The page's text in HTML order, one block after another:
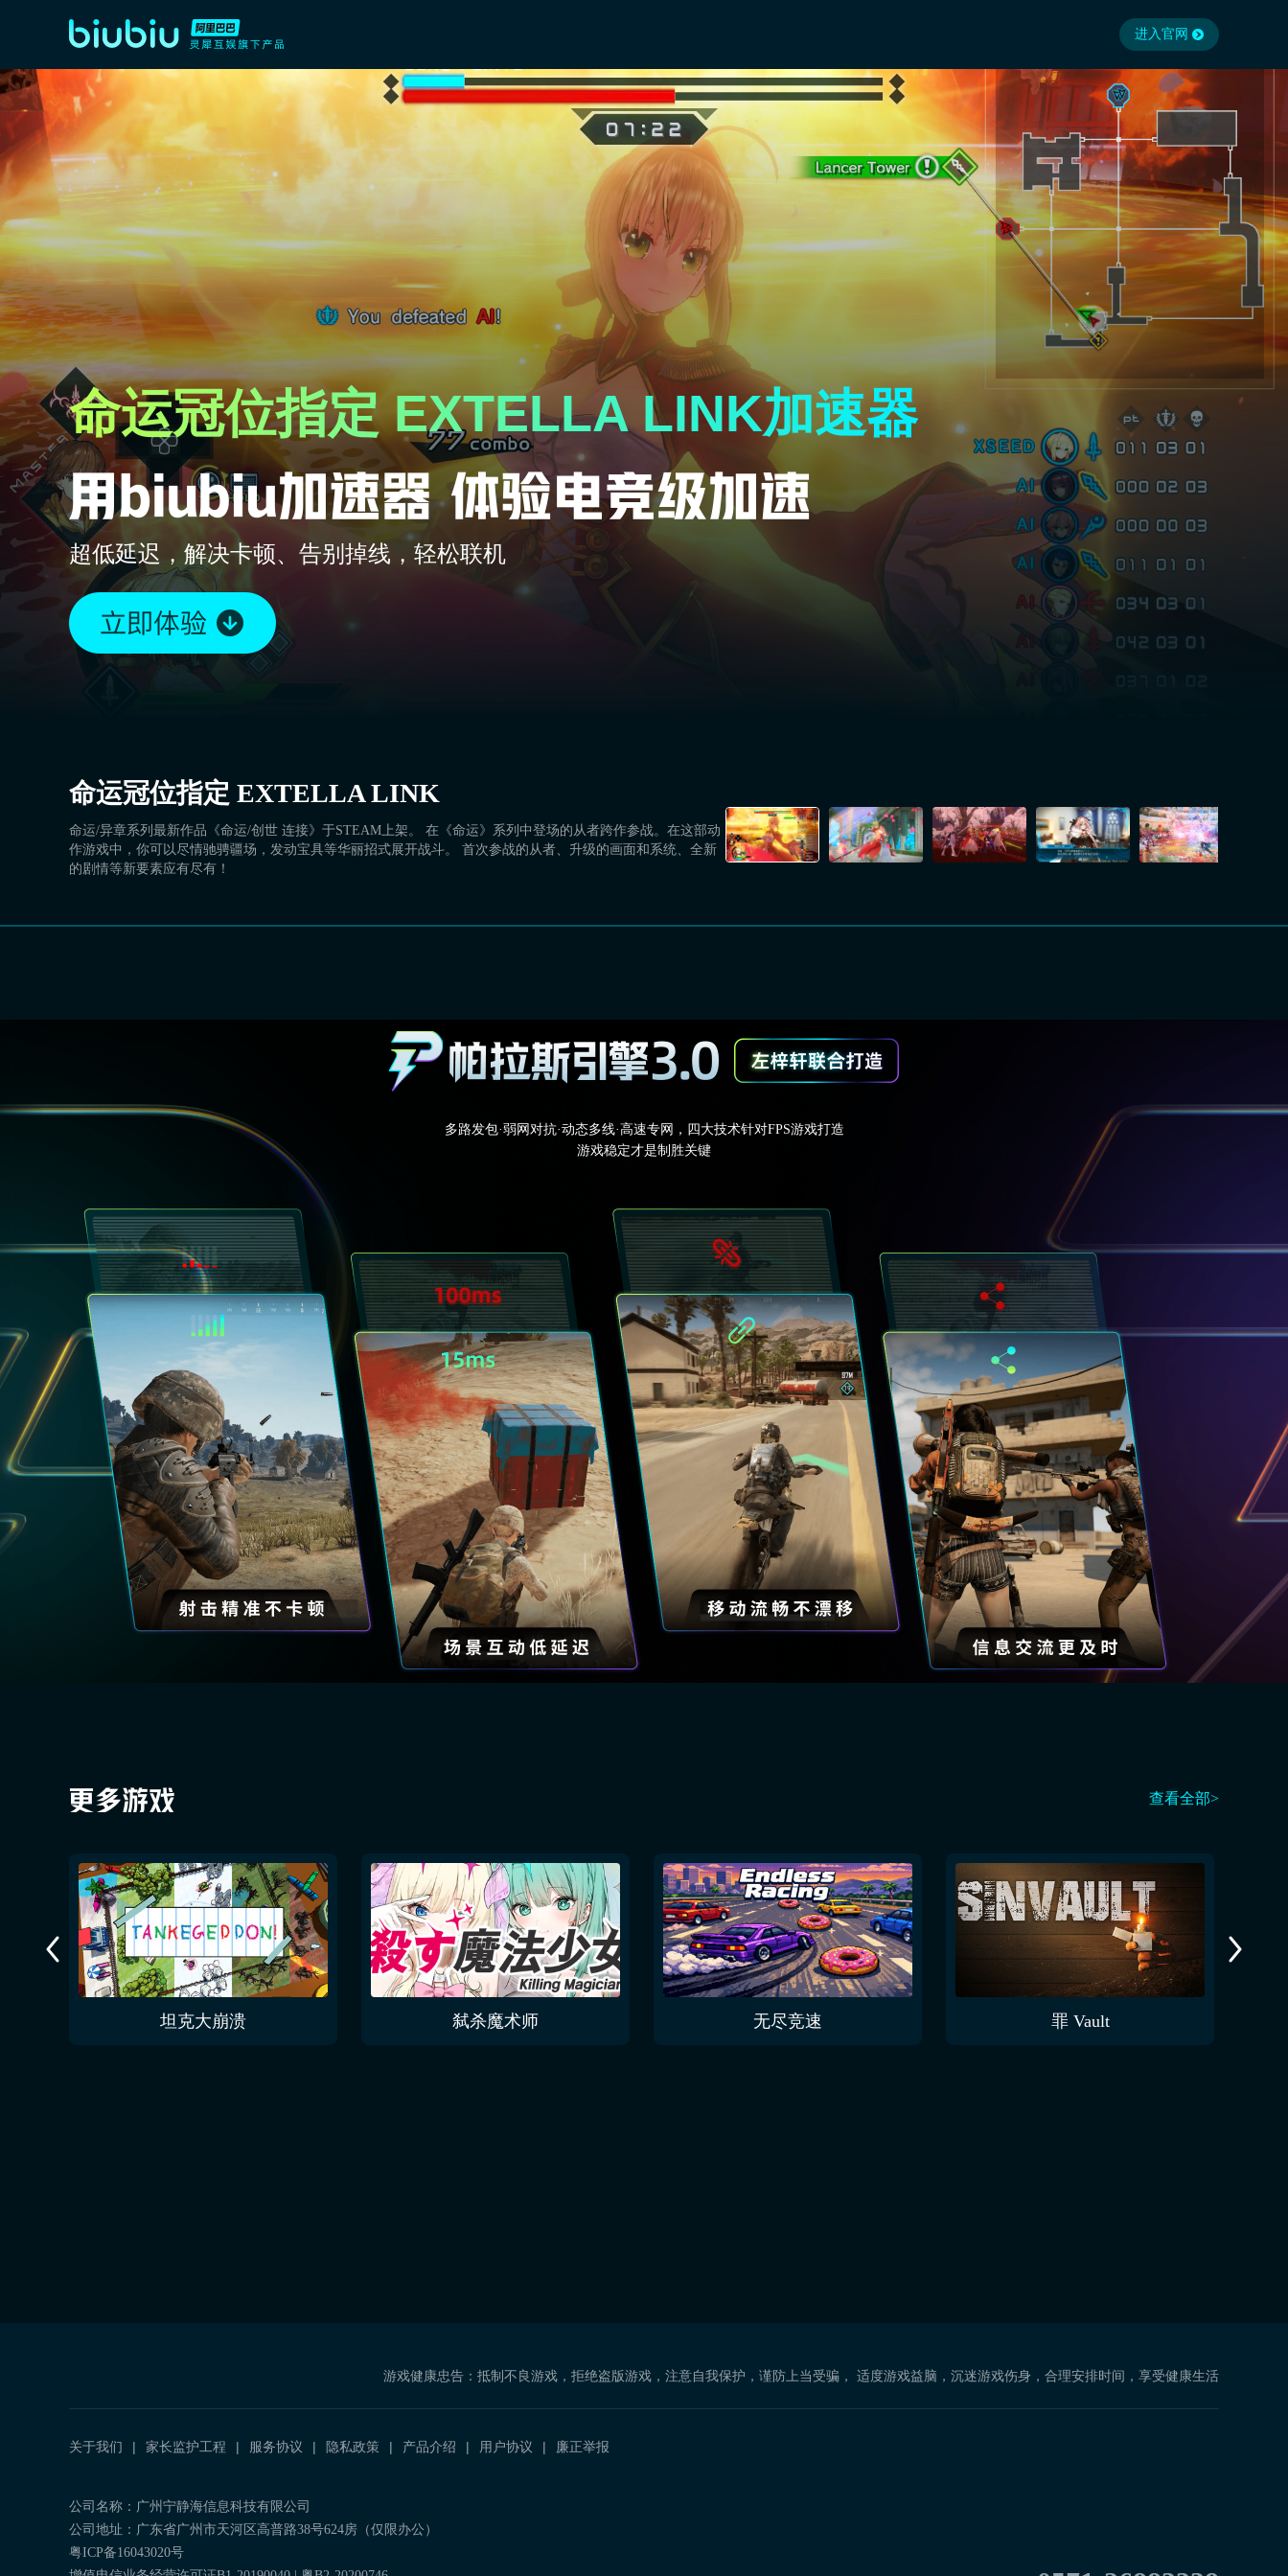
进入官网
命运冠位指定 EXTELLA LINK加速器
超低延迟，解决卡顿、告别掉线，轻松联机
命运冠位指定 EXTELLA LINK
命运/异章系列最新作品《命运/创世 连接》于STEAM上架。 在《命运》系列中登场的从者跨作参战。在这部动
作游戏中，你可以尽情驰骋疆场，发动宝具等华丽招式展开战斗。 首次参战的从者、升级的画面和系统、全新
的剧情等新要素应有尽有！
多路发包·弱网对抗·动态多线·高速专网，四大技术针对FPS游戏打造
游戏稳定才是制胜关键
查看全部>
坦克大崩溃 弑杀魔术师 无尽竞速 罪 Vault
游戏健康忠告：抵制不良游戏，拒绝盗版游戏，注意自我保护，谨防上当受骗， 适度游戏益脑，沉迷游戏伤身，合理安排时间，享受健康生活
关于我们 家长监护工程 服务协议 隐私政策 产品介绍 用户协议 廉正举报
公司名称：广州宁静海信息科技有限公司
公司地址：广东省广州市天河区高普路38号624房（仅限办公）
粤ICP备16043020号